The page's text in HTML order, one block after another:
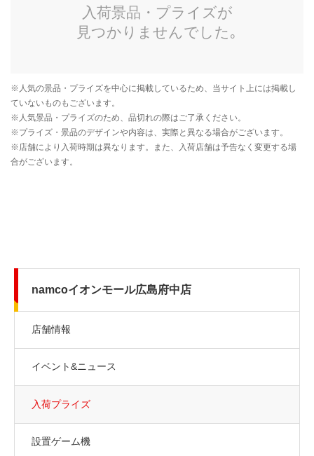
namcoイオンモール広島府中店
店舗情報
イベント&ニュース
入荷プライズ
設置ゲーム機